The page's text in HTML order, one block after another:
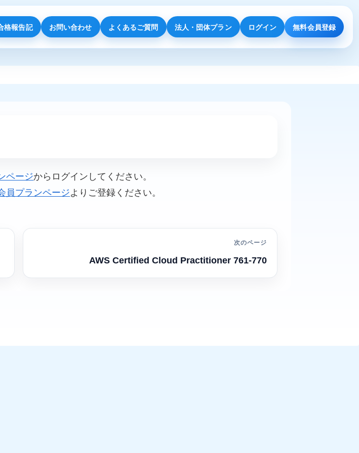
格報告記 お問い合わせ よくあるご質問 法人・団体プラン ログイン 無料会員登録
ページからログインしてください。
員プランページよりご登録ください。
次のページ
AWS Certified Cloud Practitioner 761-770